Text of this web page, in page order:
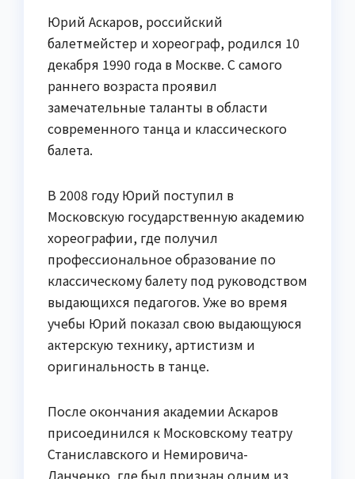
Юрий Аскаров, российский
балетмейстер и хореограф, родился 10
декабря 1990 года в Москве. С самого
раннего возраста проявил
замечательные таланты в области
современного танца и классического
балета.
В 2008 году Юрий поступил в
Московскую государственную академию
хореографии, где получил
профессиональное образование по
классическому балету под руководством
выдающихся педагогов. Уже во время
учебы Юрий показал свою выдающуюся
актерскую технику, артистизм и
оригинальность в танце.
После окончания академии Аскаров
присоединился к Московскому театру
Станиславского и Немировича-
Данченко, где был признан одним из